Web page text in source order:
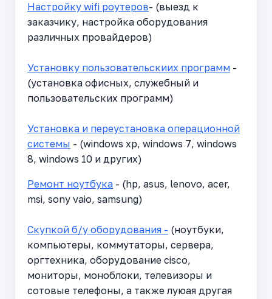
Настройку wifi роутеров- (выезд к
заказчику, настройка оборудования
различных провайдеров)
Установку пользовательскиих программ -
(установка офисных, служебный и
пользовательских программ)
Установка и переустановка операционной
системы - (windows xp, windows 7, windows
8, windows 10 и других)
Ремонт ноутбука - (hp, asus, lenovo, acer,
msi, sony vaio, samsung)
Скупкой б/у оборудования - (ноутбуки,
компьютеры, коммутаторы, сервера,
оргтехника, оборудование cisco,
мониторы, моноблоки, телевизоры и
сотовые телефоны, а также луюая другая